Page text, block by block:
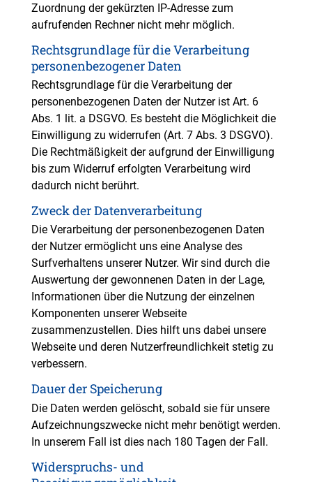
Zuordnung der gekürzten IP-Adresse zum
aufrufenden Rechner nicht mehr möglich.
Rechtsgrundlage für die Verarbeitung
personenbezogener Daten
Rechtsgrundlage für die Verarbeitung der
personenbezogenen Daten der Nutzer ist Art. 6
Abs. 1 lit. a DSGVO. Es besteht die Möglichkeit die
Einwilligung zu widerrufen (Art. 7 Abs. 3 DSGVO).
Die Rechtmäßigkeit der aufgrund der Einwilligung
bis zum Widerruf erfolgten Verarbeitung wird
dadurch nicht berührt.
Zweck der Datenverarbeitung
Die Verarbeitung der personenbezogenen Daten
der Nutzer ermöglicht uns eine Analyse des
Surfverhaltens unserer Nutzer. Wir sind durch die
Auswertung der gewonnenen Daten in der Lage,
Informationen über die Nutzung der einzelnen
Komponenten unserer Webseite
zusammenzustellen. Dies hilft uns dabei unsere
Webseite und deren Nutzerfreundlichkeit stetig zu
verbessern.
Dauer der Speicherung
Die Daten werden gelöscht, sobald sie für unsere
Aufzeichnungszwecke nicht mehr benötigt werden.
In unserem Fall ist dies nach 180 Tagen der Fall.
Widerspruchs- und